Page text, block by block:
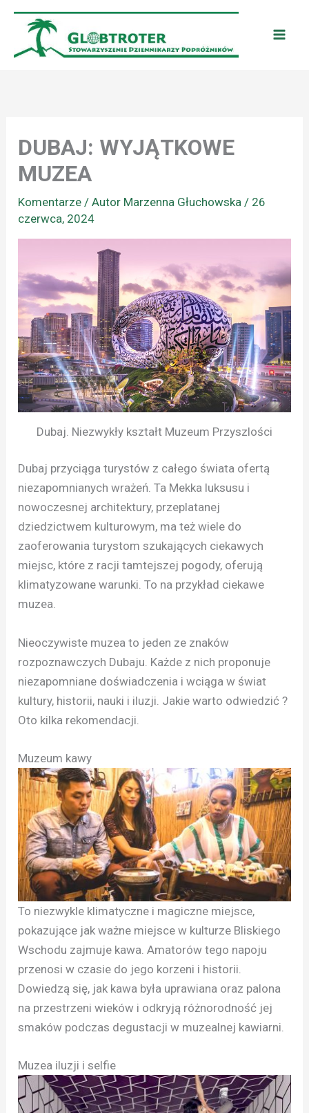
Przejdź
treści
DUBAJ: WYJĄTKOWE
MUZEA
Komentarze / Autor Marzenna Głuchowska/ 26
czerwca, 2024
Dubaj. Niezwykły kształt Muzeum Przyszlości
Dubaj przyciąga turystów z całego świata ofertą
niezapomnianych wrażeń. Ta Mekka luksusu i
nowoczesnej architektury, przeplatanej
dziedzictwem kulturowym, ma też wiele do
zaoferowania turystom szukających ciekawych
miejsc, które z racji tamtejszej pogody, oferują
klimatyzowane warunki. To na przykład ciekawe
muzea.
Nieoczywiste muzea to jeden ze znaków
rozpoznawczych Dubaju. Każde z nich proponuje
niezapomniane doświadczenia i wciąga w świat
kultury, historii, nauki i iluzji. Jakie warto odwiedzić ?
Oto kilka rekomendacji.
Muzeum kawy
To niezwykle klimatyczne i magiczne miejsce,
pokazujące jak ważne miejsce w kulturze Bliskiego
Wschodu zajmuje kawa. Amatorów tego napoju
przenosi w czasie do jego korzeni i historii.
Dowiedzą się, jak kawa była uprawiana oraz palona
na przestrzeni wieków i odkryją różnorodność jej
smaków podczas degustacji w muzealnej kawiarni.
Muzea iluzji i selfie